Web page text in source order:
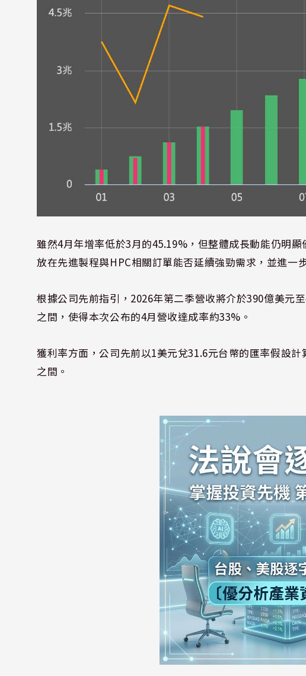
雖然4月年增率低於3月的45.19%，但整體成長動能仍明
放在先進製程與HPC相關訂單能否延續強勁需求，並進一
根據公司先前指引，2026年第二季營收將介於390億美元
之間，使得本次公布的4月營收達成率約33%。
獲利率方面，公司先前以1美元兌31.6元台幣的匯率假設
之間。